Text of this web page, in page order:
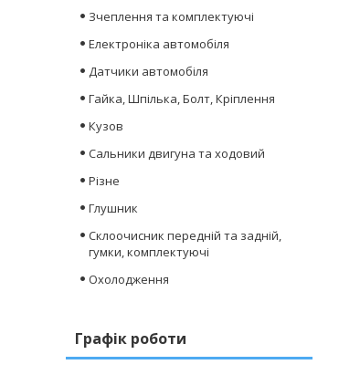
Зчеплення та комплектуючі
Електроніка автомобіля
Датчики автомобіля
Гайка, Шпілька, Болт, Кріплення
Кузов
Сальники двигуна та ходовий
Різне
Глушник
Склоочисник передній та задній,
гумки, комплектуючі
Охолодження
Графік роботи